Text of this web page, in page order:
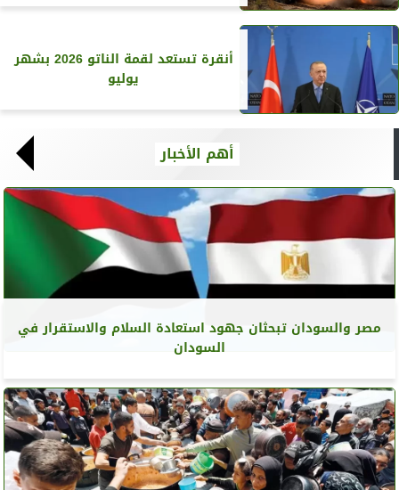
أنقرة تستعد لقمة الناتو 2026 بشهر
يوليو
أهم الأخبار
مصر والسودان تبحثان جهود استعادة السلام والاستقرار في
السودان